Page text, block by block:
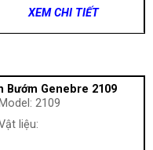
XEM CHI TIẾT
Bướm Genebre 2109
Model: 2109
liệu: